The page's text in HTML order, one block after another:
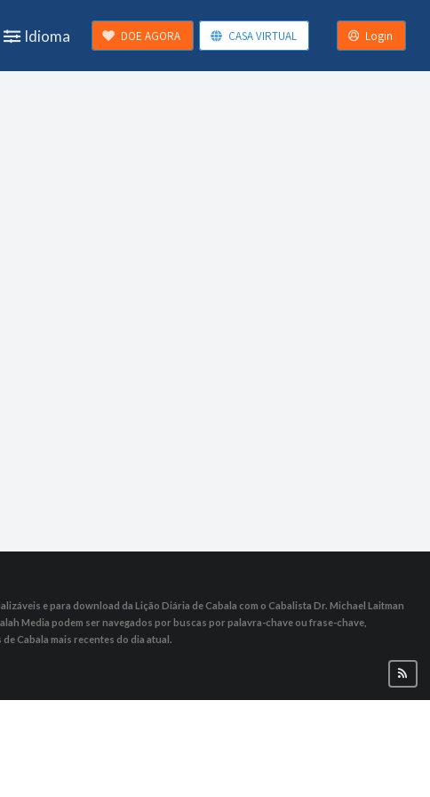
Idioma DOE AGORA CASA VIRTUAL Login
​​e para download da Lição Diária de Cabala com o Cabalista Dr. Michael Laitman
Media podem ser navegados por buscas por palavra-chave ou frase-chave,
Cabala mais recentes do dia atual.